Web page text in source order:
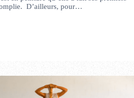
D’ailleurs, pour…